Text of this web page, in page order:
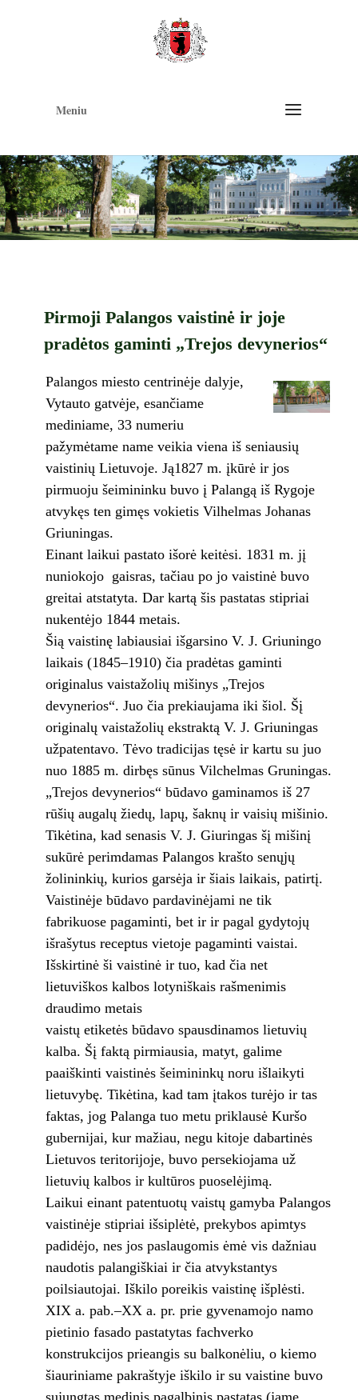
Meniu
Pirmoji Palangos vaistinė ir joje
pradėtos gaminti „Trejos devynerios“
Palangos miesto centrinėje dalyje,
Vytauto gatvėje, esančiame
mediniame, 33 numeriu
pažymėtame name veikia viena iš seniausių
vaistinių Lietuvoje. Ją1827 m. įkūrė ir jos
pirmuoju šeimininku buvo į Palangą iš Rygoje
atvykęs ten gimęs vokietis Vilhelmas Johanas
Griuningas.
Einant laikui pastato išorė keitėsi. 1831 m. jį
nuniokojo gaisras, tačiau po jo vaistinė buvo
greitai atstatyta. Dar kartą šis pastatas stipriai
nukentėjo 1844 metais.
Šią vaistinę labiausiai išgarsino V. J. Griuningo
laikais (1845–1910) čia pradėtas gaminti
originalus vaistažolių mišinys „Trejos
devynerios“. Juo čia prekiaujama iki šiol. Šį
originalų vaistažolių ekstraktą V. J. Griuningas
užpatentavo. Tėvo tradicijas tęsė ir kartu su juo
nuo 1885 m. dirbęs sūnus Vilchelmas Gruningas.
„Trejos devynerios“ būdavo gaminamos iš 27
rūšių augalų žiedų, lapų, šaknų ir vaisių mišinio.
Tikėtina, kad senasis V. J. Giuringas šį mišinį
sukūrė perimdamas Palangos krašto senųjų
žolininkių, kurios garsėja ir šiais laikais, patirtį.
Vaistinėje būdavo pardavinėjami ne tik
fabrikuose pagaminti, bet ir ir pagal gydytojų
išrašytus receptus vietoje pagaminti vaistai.
Išskirtinė ši vaistinė ir tuo, kad čia net
lietuviškos kalbos lotyniškais rašmenimis
draudimo metais
vaistų etiketės būdavo spausdinamos lietuvių
kalba. Šį faktą pirmiausia, matyt, galime
paaiškinti vaistinės šeimininkų noru išlaikyti
lietuvybę. Tikėtina, kad tam įtakos turėjo ir tas
faktas, jog Palanga tuo metu priklausė Kuršo
gubernijai, kur mažiau, negu kitoje dabartinės
Lietuvos teritorijoje, buvo persekiojama už
lietuvių kalbos ir kultūros puoselėjimą.
Laikui einant patentuotų vaistų gamyba Palangos
vaistinėje stipriai išsiplėtė, prekybos apimtys
padidėjo, nes jos paslaugomis ėmė vis dažniau
naudotis palangiškiai ir čia atvykstantys
poilsiautojai. Iškilo poreikis vaistinę išplėsti.
XIX a. pab.–XX a. pr. prie gyvenamojo namo
pietinio fasado pastatytas fachverko
konstrukcijos prieangis su balkonėliu, o kiemo
šiauriniame pakraštyje iškilo ir su vaistine buvo